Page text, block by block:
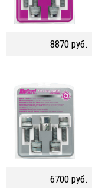
8870 руб.
6700 руб.